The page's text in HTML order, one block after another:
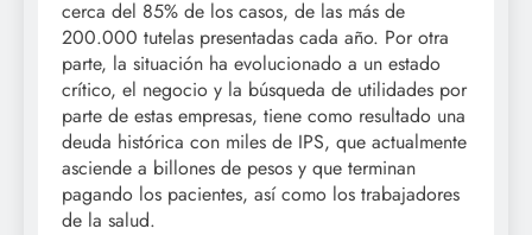
cerca del 85% de los casos, de las más de
200.000 tutelas presentadas cada año. Por otra
parte, la situación ha evolucionado a un estado
crítico, el negocio y la búsqueda de utilidades por
parte de estas empresas, tiene como resultado una
deuda histórica con miles de IPS, que actualmente
asciende a billones de pesos y que terminan
pagando los pacientes, así como los trabajadores
de la salud.